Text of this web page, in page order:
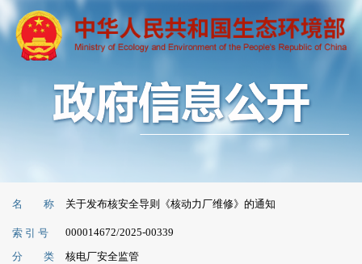
名 称 关于发布核安全导则《核动力厂维修》的通知
索 引 号 000014672/2025-00339
分 类 核电厂安全监管